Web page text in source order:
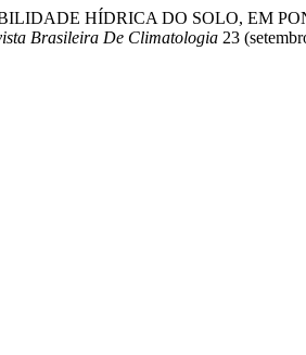
HÍDRICA DO SOLO, EM
Brasileira De Climatologia 23